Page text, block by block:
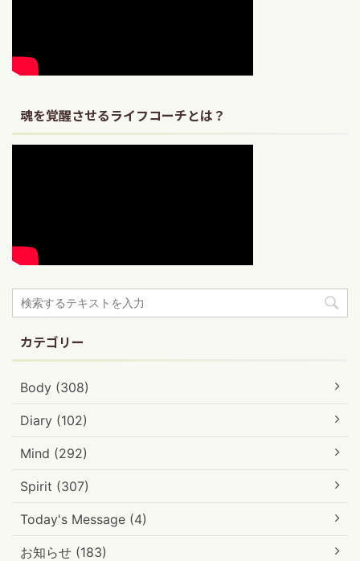
魂を覚醒させるライフコーチとは？
カテゴリー
Body (308)
Diary (102)
Mind (292)
Spirit (307)
Today's Message (4)
お知らせ (183)